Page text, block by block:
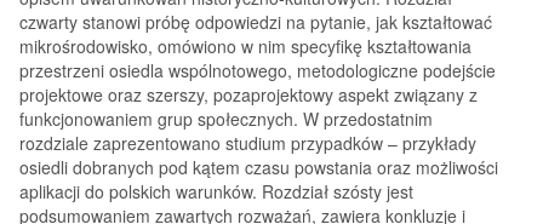
czwarty stanowi próbę odpowiedzi na pytanie, jak kształtować
mikrośrodowisko, omówiono w nim specyfikę kształtowania
przestrzeni osiedla wspólnotowego, metodologiczne podejście
projektowe oraz szerszy, pozaprojektowy aspekt związany z
funkcjonowaniem grup społecznych. W przedostatnim
rozdziale zaprezentowano studium przypadków – przykłady
osiedli dobranych pod kątem czasu powstania oraz możliwości
aplikacji do polskich warunków. Rozdział szósty jest
podsumowaniem zawartych rozważań, zawiera konkluzje i